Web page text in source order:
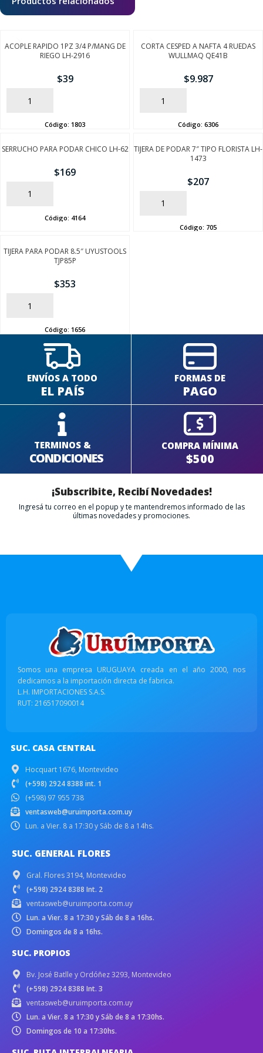
ACOPLE RAPIDO 1PZ 3/4 P/MANG DE
RIEGO LH-2916
$39
AÑADIR
Código: 1803
CORTA CESPED A NAFTA 4 RUEDAS
WULLMAQ QE41B
$9.987
AÑADIR
Código: 6306
SERRUCHO PARA PODAR CHICO LH-62
$169
AÑADIR
Código: 4164
TIJERA DE PODAR 7″ TIPO FLORISTA LH-
1473
$207
AÑADIR
Código: 705
TIJERA PARA PODAR 8.5″ UYUSTOOLS
TJP85P
$353
AÑADIR
Código: 1656
ENVÍOS A TODO
EL PAÍS
FORMAS DE
PAGO
TERMINOS &
CONDICIONES
COMPRA MÍNIMA
$500
¡Subscribite, Recibí Novedades!
Ingresá tu correo en el popup y te mantendremos informado de las
últimas novedades y promociones.
Somos una empresa URUGUAYA creada en el año 2000, nos
dedicamos a la importación directa de fabrica.
L.H. IMPORTACIONES S.A.S.
RUT: 216517090014
SUC. CASA CENTRAL
Hocquart 1676, Montevideo
(+598) 2924 8388 int. 1
(+598) 97 955 738
ventasweb@uruimporta.com.uy
Lun. a Vier. 8 a 17:30 y Sáb de 8 a 14hs.
SUC. GENERAL FLORES
Gral. Flores 3194, Montevideo
(+598) 2924 8388 Int. 2
ventasweb@uruimporta.com.uy
Lun. a Vier. 8 a 17:30 y Sáb de 8 a 16hs.
Domingos de 8 a 16hs.
SUC. PROPIOS
Bv. José Batlle y Ordóñez 3293, Montevideo
(+598) 2924 8388 Int. 3
ventasweb@uruimporta.com.uy
Lun. a Vier. 8 a 17:30 y Sáb de 8 a 17:30hs.
Domingos de 10 a 17:30hs.
FINALIZÁ TU COMPRA